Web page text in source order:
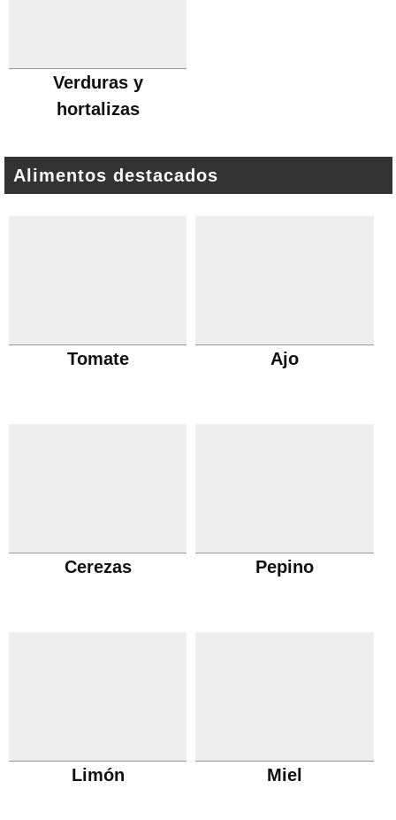
Verduras y
hortalizas
Alimentos destacados
Tomate Ajo
Cerezas Pepino
Limón Miel